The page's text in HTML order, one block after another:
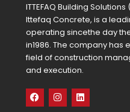
ITTEFAQ Building
Ittefaq Concrete, is a
operating sincethe day
in1986. The company has
field of construction
and execution.